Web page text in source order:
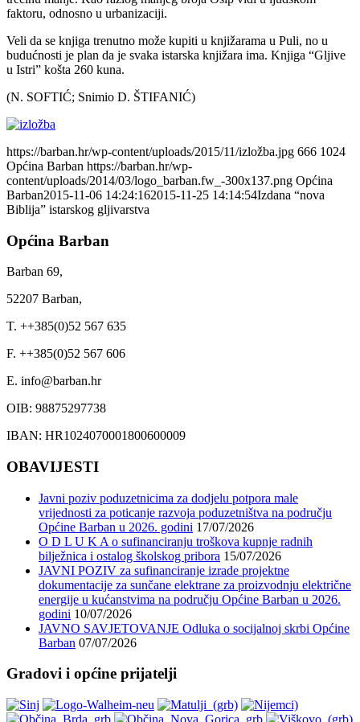
faktoru, odnosno u urbanizaciji.
Veli da se knjiga trenutno može kupiti u knjižarama u Puli, no u
budućnosti je plan da je svaka istarska knjižara ima. Knjiga “Gljive
u Istri” košta 260 kuna.
(N. SOFTIĆ; Snimio D. ŠTIFANIĆ)
https://barban.hr/wp-content/uploads/2015/11/izložba.jpg 666 1024
Općina Barban https://barban.hr/wp-
content/uploads/2014/03/logo_barban.fw_-300x137.png Općina
Barban2015-11-06 14:24:162015-11-25 14:14:54Izdana “nova
Biblija” istarskog gljivarstva
Općina Barban
Barban 69,
52207 Barban,
T. ++385(0)52 567 635
F. ++385(0)52 567 606
E. info@barban.hr
OIB: 98875297738
IBAN: HR1024070001800600009
OBAVIJESTI
Javni poziv poduzetnicima za dodjelu potpora male
vrijednosti za poticanje razvoja poduzetništva na području
Općine Barban u 2026. godini 17/07/2026
O D L U K A o sufinanciranju troškova kupnje radnih
bilježnica i ostalog školskog pribora 15/07/2026
JAVNI POZIV za sufinanciranje izrade projektne
dokumentacije za sunčane elektrane za proizvodnju električne
energije u kućanstvima na području Općine Barban u 2026.
godini 10/07/2026
JAVNO SAVJETOVANJE Odluka o socijalnoj skrbi Općine
Barban 07/07/2026
Gradovi i općine prijatelji